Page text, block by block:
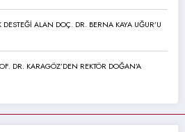
DESTEĞİ ALAN DOÇ. DR. BERNA KAYA UĞUR’U
DR. KARAGÖZ’DEN REKTÖR DOĞAN’A